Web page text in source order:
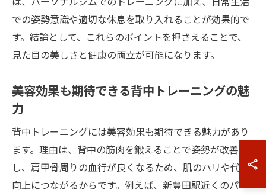
での姿勢意識や適切な休息を取り入れることが効果的で
す。結論として、これらのポイントを押さえることで、
見た目の美しさと健康の両立が可能になります。
美容効果も期待できる背中トレーニングの魅
力
背中トレーニングには美容効果も期待できる魅力があり
ます。理由は、背中の筋肉を鍛えることで姿勢が改善
し、肩甲骨周りの血行が良くなるため、肌のハリや代謝
向上につながるからです。例えば、新豊田駅近くのパー